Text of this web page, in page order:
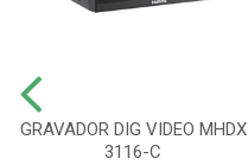
GRAVADOR DIG VIDEO MHDX
3116-C